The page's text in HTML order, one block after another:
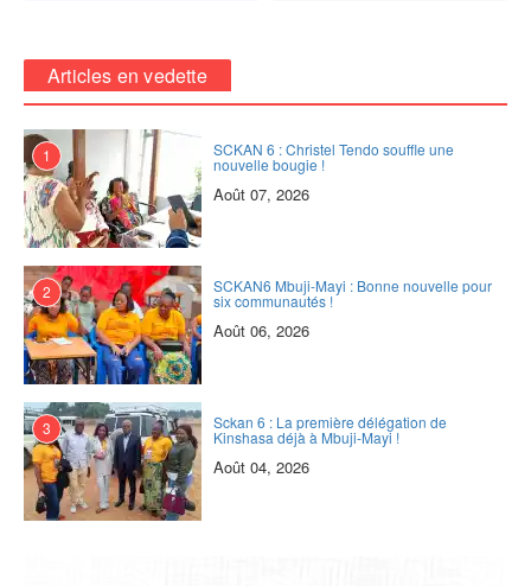
Articles en vedette
1 SCKAN 6 : Christel Tendo souffle une
nouvelle bougie !
Août 07, 2026
2 SCKAN6 Mbuji-Mayi : Bonne nouvelle pour
six communautés !
Août 06, 2026
3 Sckan 6 : ‎La première délégation de
Kinshasa déjà à Mbuji-Mayi !
Août 04, 2026